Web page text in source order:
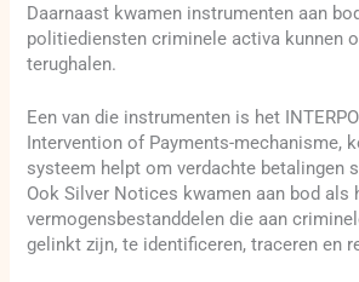
Daarnaast kwamen instrumenten aan
politiediensten criminele activa kunnen
terughalen.
Een van die instrumenten is het
Intervention of Payments-mechanisme,
systeem helpt om verdachte betalingen
Ook Silver Notices kwamen aan bod als
vermogensbestanddelen die aan
gelinkt zijn, te identificeren, traceren en